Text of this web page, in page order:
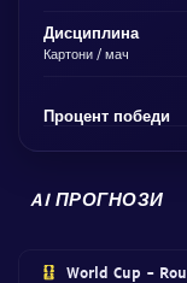
Дисциплина
Картони / мач
Процент победи
AI ПРОГНОЗИ
World Cup -